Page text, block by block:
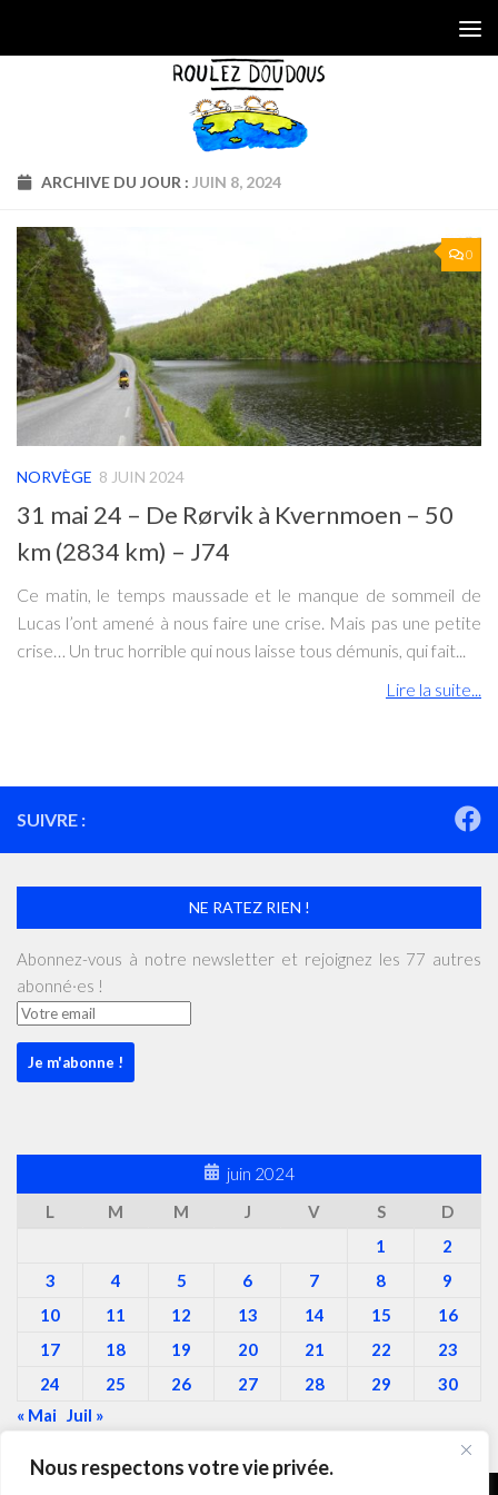
Nous respectons votre vie privée.
ARCHIVE DU JOUR : JUIN 8, 2024
0
NORVÈGE 8 JUIN 2024
31 mai 24 – De Rørvik à Kvernmoen – 50
km (2834 km) – J74
Ce matin, le temps maussade et le manque de sommeil de
Lucas l’ont amené à nous faire une crise. Mais pas une petite
crise… Un truc horrible qui nous laisse tous démunis, qui fait...
Lire la suite...
SUIVRE :
NE RATEZ RIEN !
Abonnez-vous à notre newsletter et rejoignez les 77 autres
abonné·es !
juin 2024
L
M M J V S
D
1
2
3
4 5 6 7 8
9
10
11 12 13 14 15
16
17
18 19 20 21 22
23
24
25 26 27 28 29
30
« Mai
Juil »